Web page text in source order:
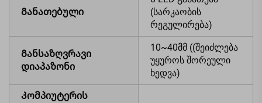
Განათებული
(სარკაობის
რეგულირება)
Განსაზღვრავი
დიაპაზონი
10~40მმ ((შეიძლება
უყუროს შორეული
ხედვა)
Კომპიუტერის